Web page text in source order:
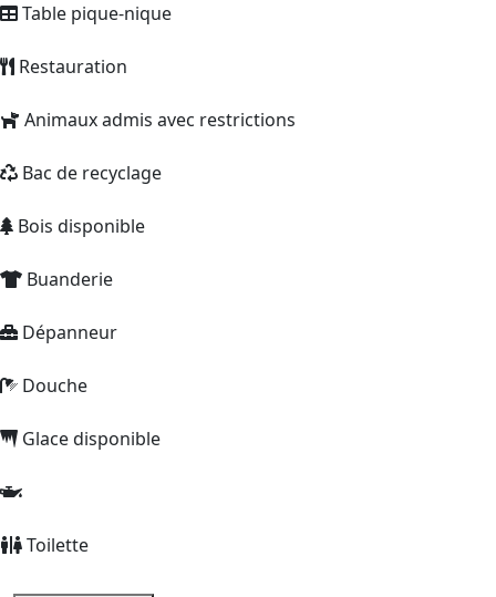
Table pique-nique
Restauration
Animaux admis avec restrictions
Bac de recyclage
Bois disponible
Buanderie
Dépanneur
Douche
Glace disponible
Toilette